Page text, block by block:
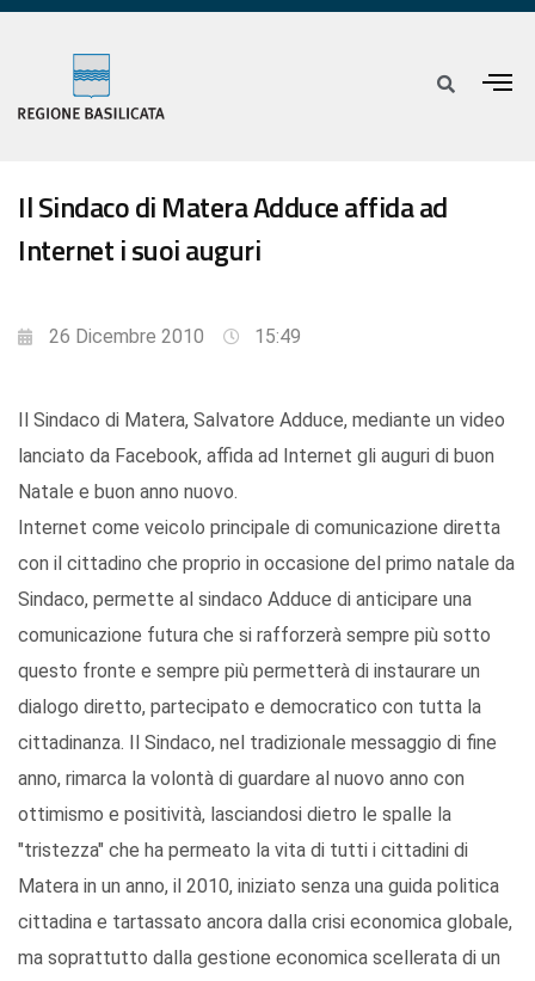
Il Sindaco di Matera Adduce affida ad
Internet i suoi auguri
26 Dicembre 2010 15:49
Il Sindaco di Matera, Salvatore Adduce, mediante un video
lanciato da Facebook, affida ad Internet gli auguri di buon
Natale e buon anno nuovo.
Internet come veicolo principale di comunicazione diretta
con il cittadino che proprio in occasione del primo natale da
Sindaco, permette al sindaco Adduce di anticipare una
comunicazione futura che si rafforzerà sempre più sotto
questo fronte e sempre più permetterà di instaurare un
dialogo diretto, partecipato e democratico con tutta la
cittadinanza. Il Sindaco, nel tradizionale messaggio di fine
anno, rimarca la volontà di guardare al nuovo anno con
ottimismo e positività, lasciandosi dietro le spalle la
"tristezza" che ha permeato la vita di tutti i cittadini di
Matera in un anno, il 2010, iniziato senza una guida politica
cittadina e tartassato ancora dalla crisi economica globale,
ma soprattutto dalla gestione economica scellerata di un